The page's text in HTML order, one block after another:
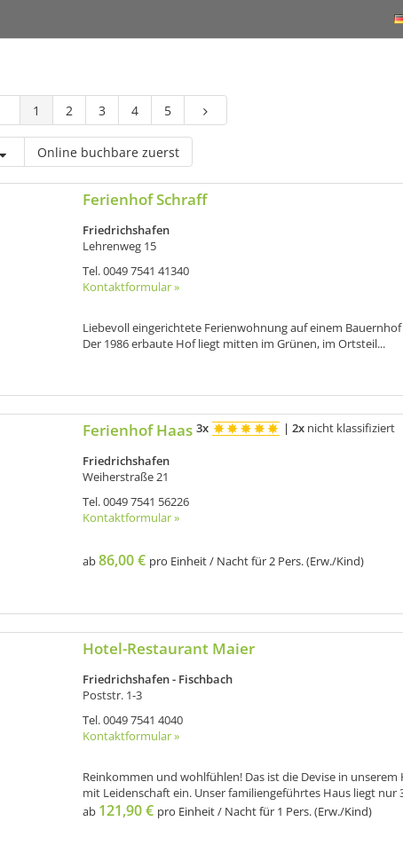
1 2 3 4 5
Online buchbare zuerst
Ferienhof Schraff
Friedrichshafen
Lehrenweg 15
Tel.0049 7541 41340
Kontaktformular »
Liebevoll eingerichtete Ferienwohnung auf einem
Der 1986 erbaute Hof liegt mitten im Grünen, im Ortsteil...
Ferienhof Haas 3x | 2x nicht klassifiziert
Friedrichshafen
Weiherstraße 21
Tel.0049 7541 56226
Kontaktformular »
ab86,00 € pro Einheit / Nacht für 2 Pers. (Erw./Kind)
Hotel-Restaurant Maier
Friedrichshafen - Fischbach
Poststr. 1-3
Tel.0049 7541 4040
Kontaktformular »
Reinkommen und wohlfühlen! Das ist die Devise in
mit Leidenschaft ein. Unser familiengeführtes Haus liegt nur
ab 121,90 € pro Einheit / Nacht für 1 Pers. (Erw./Kind)